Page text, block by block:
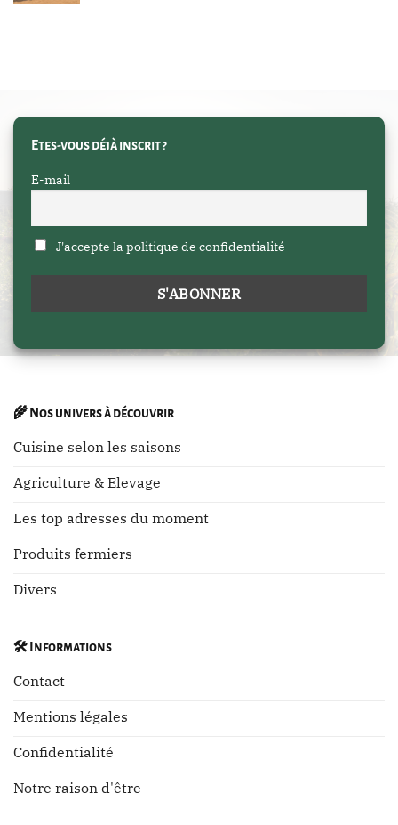
Etes-vous déjà inscrit ?
E-mail
J'accepte la politique de confidentialité
🌾 Nos univers à découvrir
Cuisine selon les saisons
Agriculture & Elevage
Les top adresses du moment
Produits fermiers
Divers
🛠️Informations
Contact
Mentions légales
Confidentialité
Notre raison d'être